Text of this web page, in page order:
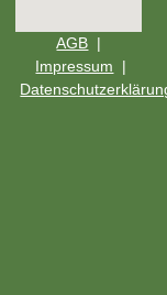
AGB |
Impressum |